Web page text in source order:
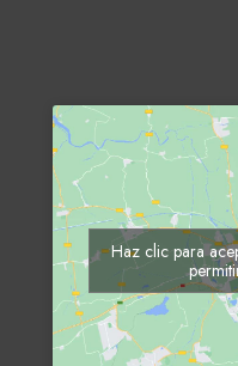
Haz clic para